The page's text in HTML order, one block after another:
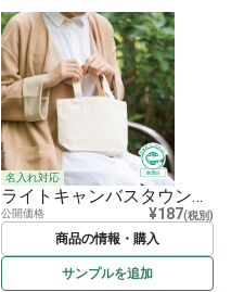
名入れ対応
ライトキャンバスタウントート（Ｓ）ナチュラル
公開価格 ¥187(税別)
商品の情報・購入
サンプルを追加